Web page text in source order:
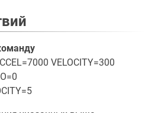
VELOCITY=300